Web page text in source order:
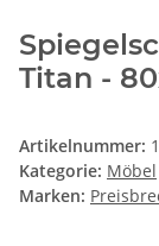
Titan -
Artikelnummer:
Kategorie: Möbel
Marken: